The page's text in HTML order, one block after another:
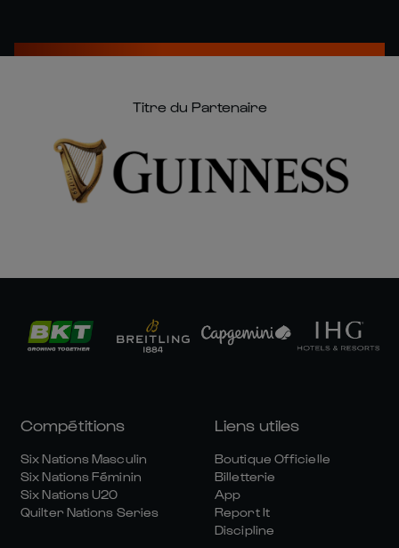
Titre du Partenaire
Compétitions
Six Nations Masculin
Six Nations Féminin
Six Nations U20
Quilter Nations Series
Liens utiles
Boutique Officielle
Billetterie
App
Report It
Discipline